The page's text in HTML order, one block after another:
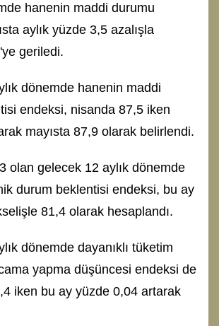
hanenin maddi durumu
aylık yüzde 3,5 azalışla
geriledi.
dönemde hanenin maddi
endeksi, nisanda 87,5 iken
mayısta 87,9 olarak belirlendi.
olan gelecek 12 aylık dönemde
durum beklentisi endeksi, bu ay
81,4 olarak hesaplandı.
dönemde dayanıklı tüketim
yapma düşüncesi endeksi de
iken bu ay yüzde 0,04 artarak